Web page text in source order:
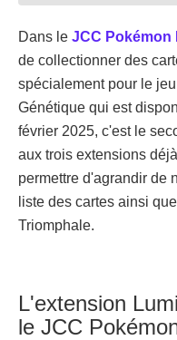
Dans le JCC Pokémon
de collectionner des
spécialement pour le
Génétique qui est
février 2025, c'est le
aux trois extensions
permettre d'agrandir de
liste des cartes ainsi
Triomphale.
L'extension
le JCC